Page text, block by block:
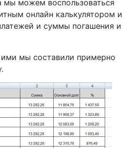
мы можем воспользоваться
онлайн калькулятором и
и суммы погашения и
мы составили примерно